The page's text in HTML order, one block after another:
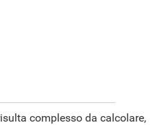
complesso da calcolare,